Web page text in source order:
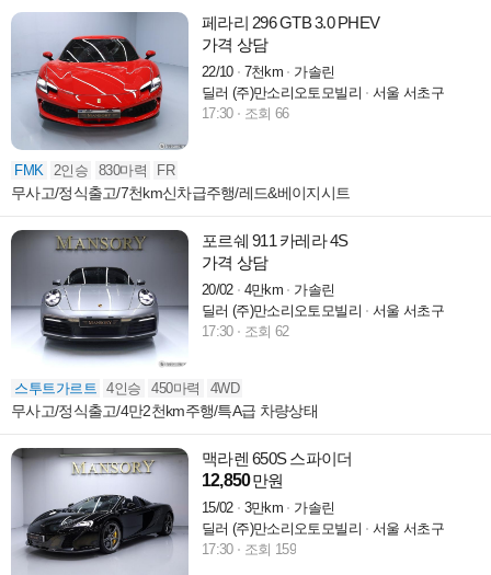
페라리 296 GTB 3.0 PHEV
가격 상담
22/10 7천km
가솔린
딜러 (주)만소리오토모빌리
서울 서초구
17:30
조회 66
FMK 2인승 830마력 FR
무사고/정식출고/7천km신차급주행/레드&베이지시트
포르쉐 911 카레라 4S
가격 상담
20/02 4만km
가솔린
딜러 (주)만소리오토모빌리
서울 서초구
17:30
조회 62
스투트가르트 4인승 450마력 4WD
무사고/정식출고/4만2천km주행/특A급 차량상태
맥라렌 650S 스파이더
12,850만원
15/02 3만km
가솔린
딜러 (주)만소리오토모빌리
서울 서초구
17:30
조회 159